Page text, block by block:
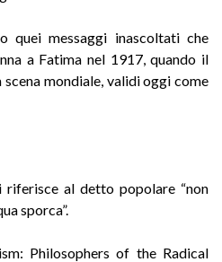
quei messaggi inascoltati che
a Fatima nel 1917, quando il
mondiale, validi oggi come
riferisce al detto popolare “non
sporca”.
Philosophers of the Radical